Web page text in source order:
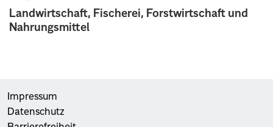
Landwirtschaft, Fischerei, Forstwirtschaft und
Nahrungsmittel
Impressum
Datenschutz